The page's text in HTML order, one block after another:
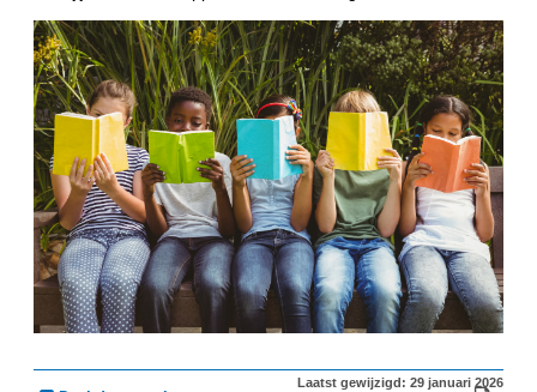
Laatst gewijzigd: 29 januari 2026